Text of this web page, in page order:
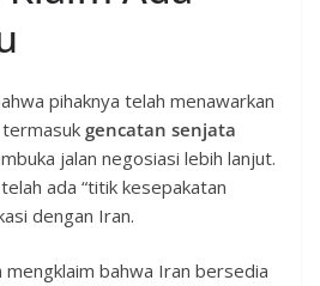
pihaknya telah menawarkan
gencatan senjata
jalan negosiasi lebih lanjut.
ada “titik kesepakatan
dengan Iran.
mengklaim bahwa Iran bersedia